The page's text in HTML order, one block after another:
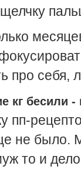
про себя,
кг бесили -
пп-
не было.
то и